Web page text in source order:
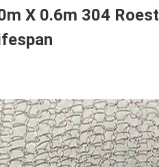
X 0.6m 304